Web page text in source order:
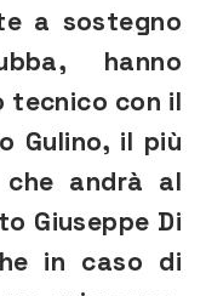
a sostegno
hanno
tecnico con il
Gulino, il più
andrà al
Giuseppe Di
in caso di